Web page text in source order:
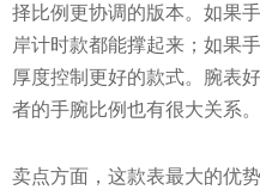
择比例更协调的版本。如果
岸计时款都能撑起来；如果
厚度控制更好的款式。腕表
者的手腕比例也有很大关系。
卖点方面，这款表最大的优